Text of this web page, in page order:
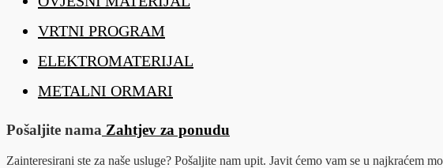
VRTNI PROGRAM
ELEKTROMATERIJAL
METALNI ORMARI
Pošaljite nama Zahtjev za ponudu
Zainteresirani ste za naše usluge? Pošaljite nam upit. Javit ćemo vam se u najkraćem